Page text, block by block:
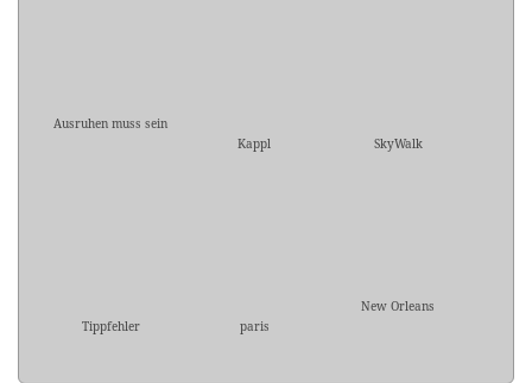
Ausruhen muss sein
Kappl
SkyWalk
Tippfehler paris
New Orleans